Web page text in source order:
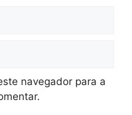
navegador para a